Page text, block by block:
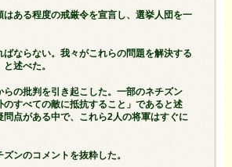
ある程度の戒厳令を宣言し、選挙人団を一
ならない。我々がこれらの問題を解決する
述べた。
の批判を引き起こした。一部のネチズン
すべての敵に抵抗すること」であると述
点がある中で、これら2人の将軍はすぐに
ンのコメントを抜粋した。